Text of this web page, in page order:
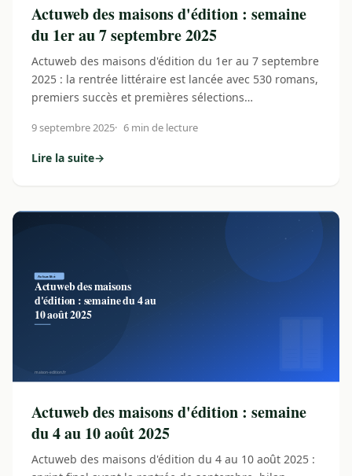
Actuweb des maisons d'édition : semaine
du 1er au 7 septembre 2025
Actuweb des maisons d'édition du 1er au 7 septembre
2025 : la rentrée littéraire est lancée avec 530 romans,
premiers succès et premières sélections…
9 septembre 2025 6 min de lecture
Lire la suite
: Actuweb des maisons d'édition : semaine du 1er au 7
→
Actuweb des maisons d'édition : semaine
du 4 au 10 août 2025
Actuweb des maisons d'édition du 4 au 10 août 2025 :